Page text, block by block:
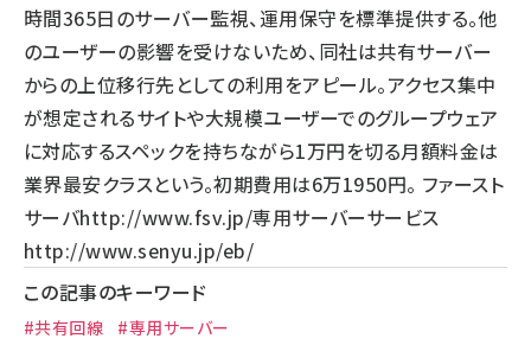
時間365日のサーバー監視、運用保守を標準提供する。他
のユーザーの影響を受けないため、同社は共有サーバー
からの上位移行先としての利用をアピール。アクセス集中
が想定されるサイトや大規模ユーザーでのグループウェア
に対応するスペックを持ちながら1万円を切る月額料金は
業界最安クラスという。初期費用は6万1950円。 ファースト
サーバhttp://www.fsv.jp/専用サーバーサービス
http://www.senyu.jp/eb/
この記事のキーワード
#共有回線 #専用サーバー